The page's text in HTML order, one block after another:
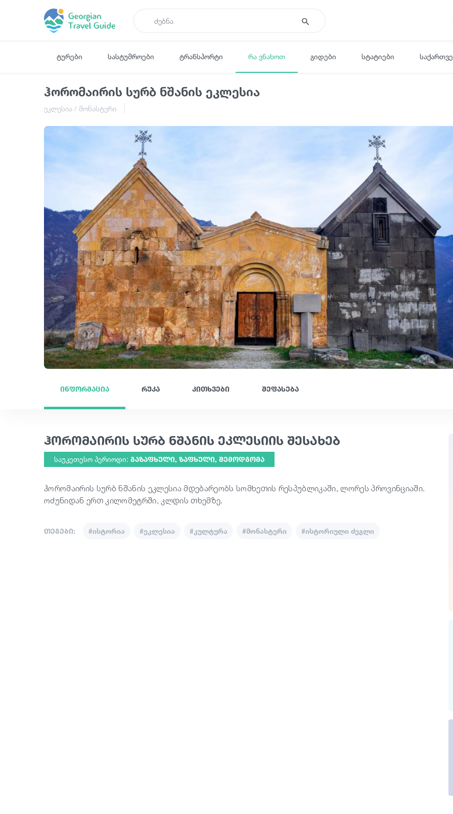
ტურები სასტუმროები ტრანსპორტი რა ვნახოთ გიდები სტატიები
ჰორომაირის სურბ ნშანის ეკლესია
ეკლესია / მონასტერი
ინფორმაცია რუკა კითხვები შეფასება
ჰორომაირის სურბ ნშანის ეკლესიის შესახებ
საუკეთესო პერიოდი: ᲒᲐᲖᲐᲤᲮᲣᲚᲘ, ᲖᲐᲤᲮᲣᲚᲘ, ᲨᲔᲛᲝᲓᲒᲝᲛᲐ
ჰორომაირის სურბ ნშანის ეკლესია მდებარეობს სომხეთის რესპუბლიკაში, ლორეს პროვინციაში.
ოძუნიდან ერთ კილომეტრში, კლდის თხემზე.
თეგები: #ისტორია #ეკლესია #კულტურა #მონასტერი #ისტორიული ძეგლი